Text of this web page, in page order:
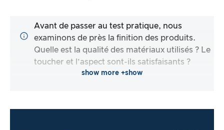
Avant de passer au test pratique, nous
examinons de près la finition des produits.
Quelle est la qualité des matériaux utilisés ? Le
toucher et l’aspect sont-ils satisfaisants ?
show more +show